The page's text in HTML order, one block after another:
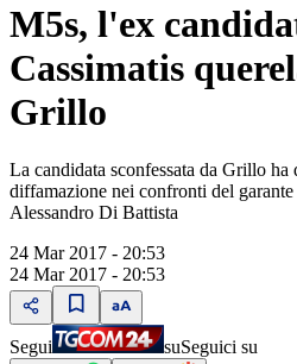
M5s, l'ex
Cassimatis
Grillo
La candidata sconfessata da Grillo ha
diffamazione nei confronti del
Alessandro Di Battista
24 Mar 2017 - 20:53
24 Mar 2017 - 20:53
Segui suSeguici su